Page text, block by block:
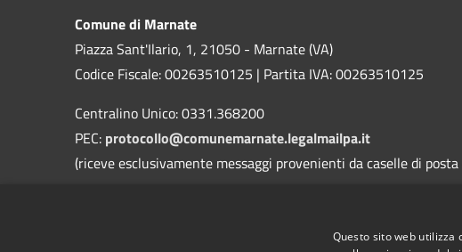
Comune di Marnate
Piazza Sant'Ilario, 1, 21050 - Marnate (VA)
Codice Fiscale: 00263510125 | Partita IVA: 00263510125
Centralino Unico: 0331.368200
PEC: protocollo@comunemarnate.legalmailpa.it
(riceve esclusivamente messaggi provenienti da caselle di
Questo sito web